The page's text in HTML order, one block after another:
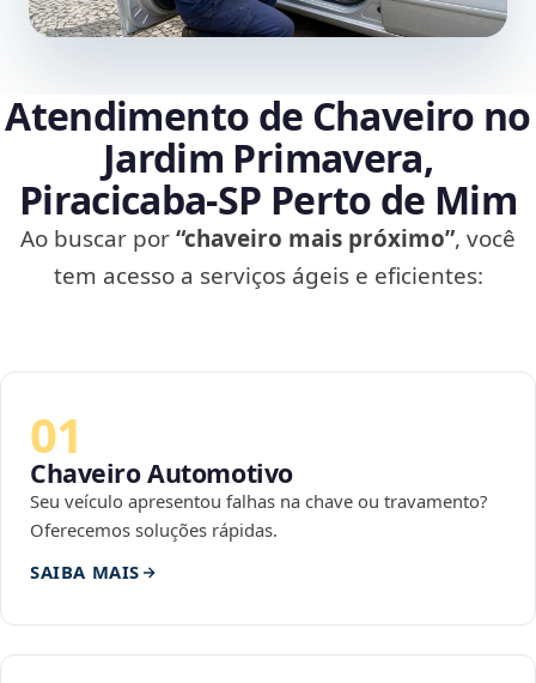
Atendimento de Chaveiro no
Jardim Primavera,
Piracicaba‑SP Perto de Mim
Ao buscar por“chaveiro mais próximo”, você
tem acesso a serviços ágeis e eficientes:
01
Chaveiro Automotivo
Seu veículo apresentou falhas na chave ou travamento?
Oferecemos soluções rápidas.
SAIBA MAIS